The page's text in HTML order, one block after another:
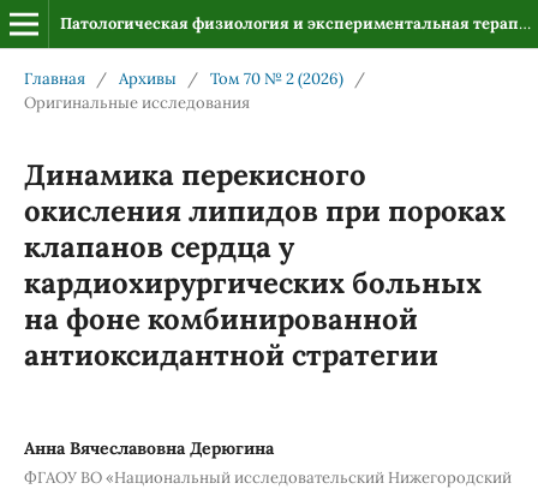
Патологическая физиология и экспериментальная терапия
Главная / Архивы / Том 70 № 2 (2026)
/
Оригинальные исследования
Динамика перекисного
окисления липидов при пороках
клапанов сердца у
кардиохирургических больных
на фоне комбинированной
антиоксидантной стратегии
Анна Вячеславовна Дерюгина
ФГАОУ ВО «Национальный исследовательский Нижегородский